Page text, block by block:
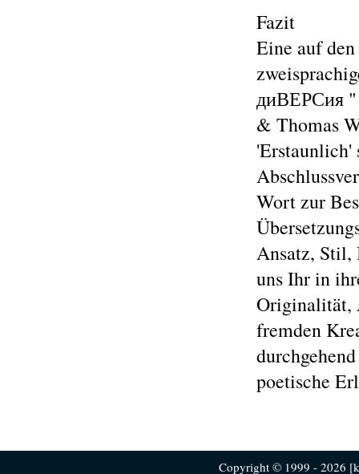
Fazit
Eine auf
диВЕРСия "
& Thomas
'Erstaunlich'
Wort zur
Ansatz, Stil,
uns Ihr in
Originalität,
fremden
poetische
Copyright © 1999 - 2026